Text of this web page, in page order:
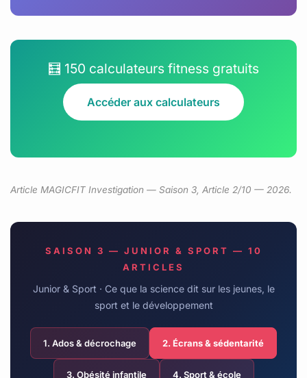
🧮 150 calculateurs fitness gratuits
Accéder aux calculateurs
Article MAGICFIT Investigation — Saison 3, Article 2/10 — 2026.
SAISON 3 — JUNIOR & SPORT — 10
ARTICLES
Junior & Sport · Ce que la science dit sur les jeunes, le
sport et le développement
1. Ados & décrochage 2. Écrans & sédentarité
3. Obésité infantile 4. Sport & école